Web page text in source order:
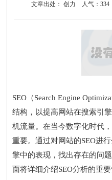
文章出处： 创力 人气： 334
SEO（Search Engine
结构，以提高网站在搜索引
机流量。在当今数字化时代
重要。通过对网站的SEO进
擎中的表现，找出存在的问
面将详细介绍SEO分析的重要